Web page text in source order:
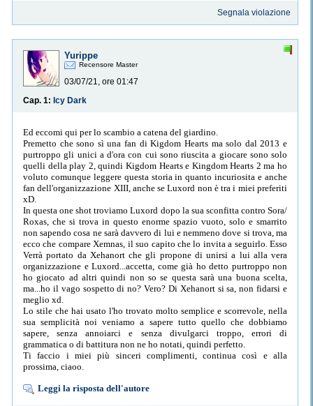
Segnala violazione
Yurippe
Recensore Master
03/07/21, ore 01:47
Cap. 1: Icy Dark
Ed eccomi qui per lo scambio a catena del giardino.
Premetto che sono sì una fan di Kigdom Hearts ma solo dal 2013 e
purtroppo gli unici a d'ora con cui sono riuscita a giocare sono solo
quelli della play 2, quindi Kigdom Hearts e Kingdom Hearts 2 ma ho
voluto comunque leggere questa storia in quanto incuriosita e anche
fan dell'organizzazione XIII, anche se Luxord non è tra i miei preferiti
xD.
In questa one shot troviamo Luxord dopo la sua sconfitta contro Sora/
Roxas, che si trova in questo enorme spazio vuoto, solo e smarrito
non sapendo cosa ne sarà davvero di lui e nemmeno dove si trova, ma
ecco che compare Xemnas, il suo capito che lo invita a seguirlo. Esso
Verrà portato da Xehanort che gli propone di unirsi a lui alla vera
organizzazione e Luxord...accetta, come già ho detto purtroppo non
ho giocato ad altri quindi non so se questa sarà una buona scelta,
ma...ho il vago sospetto di no? Vero? Di Xehanort si sa, non fidarsi e
meglio xd.
Lo stile che hai usato l'ho trovato molto semplice e scorrevole, nella
sua semplicità noi veniamo a sapere tutto quello che dobbiamo
sapere, senza annoiarci e senza divulgarci troppo, errori di
grammatica o di battitura non ne ho notati, quindi perfetto.
Ti faccio i miei più sinceri complimenti, continua così e alla
prossima, ciaoo.
Leggi la risposta dell'autore